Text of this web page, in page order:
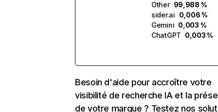
Other 99,988 %
sider.ai 0,006 %
Gemini 0,003 %
ChatGPT 0,003 %
Besoin d'aide pour accroître votre
visibilité de recherche IA et la
de votre marque ? Testez nos